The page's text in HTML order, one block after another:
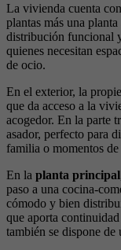
La vivienda cuenta con
plantas más una
distribución funcional
quienes necesitan
de ocio.
En el exterior, la
que da acceso a la
acogedor. En la parte
asador, perfecto para
familia o momentos
En la planta principal
paso a una cocina-
cómodo y bien
que aporta
también se dispone de